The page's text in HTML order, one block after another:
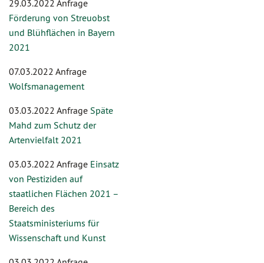
29.03.2022 Anfrage
Förderung von Streuobst
und Blühflächen in Bayern
2021
07.03.2022 Anfrage
Wolfsmanagement
03.03.2022 Anfrage Späte
Mahd zum Schutz der
Artenvielfalt 2021
03.03.2022 Anfrage Einsatz
von Pestiziden auf
staatlichen Flächen 2021 –
Bereich des
Staatsministeriums für
Wissenschaft und Kunst